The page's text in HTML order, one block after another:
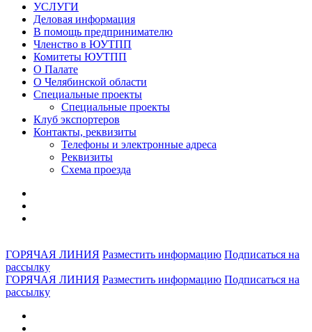
УСЛУГИ
Деловая информация
В помощь предпринимателю
Членство в ЮУТПП
Комитеты ЮУТПП
О Палате
О Челябинской области
Специальные проекты
Специальные проекты
Клуб экспортеров
Контакты, реквизиты
Телефоны и электронные адреса
Реквизиты
Схема проезда
ГОРЯЧАЯ ЛИНИЯ Разместить информацию Подписаться на
рассылку
ГОРЯЧАЯ ЛИНИЯ Разместить информацию Подписаться на
рассылку